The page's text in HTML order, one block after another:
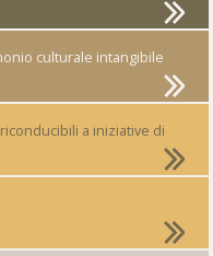
culturale intangibile
a iniziative di